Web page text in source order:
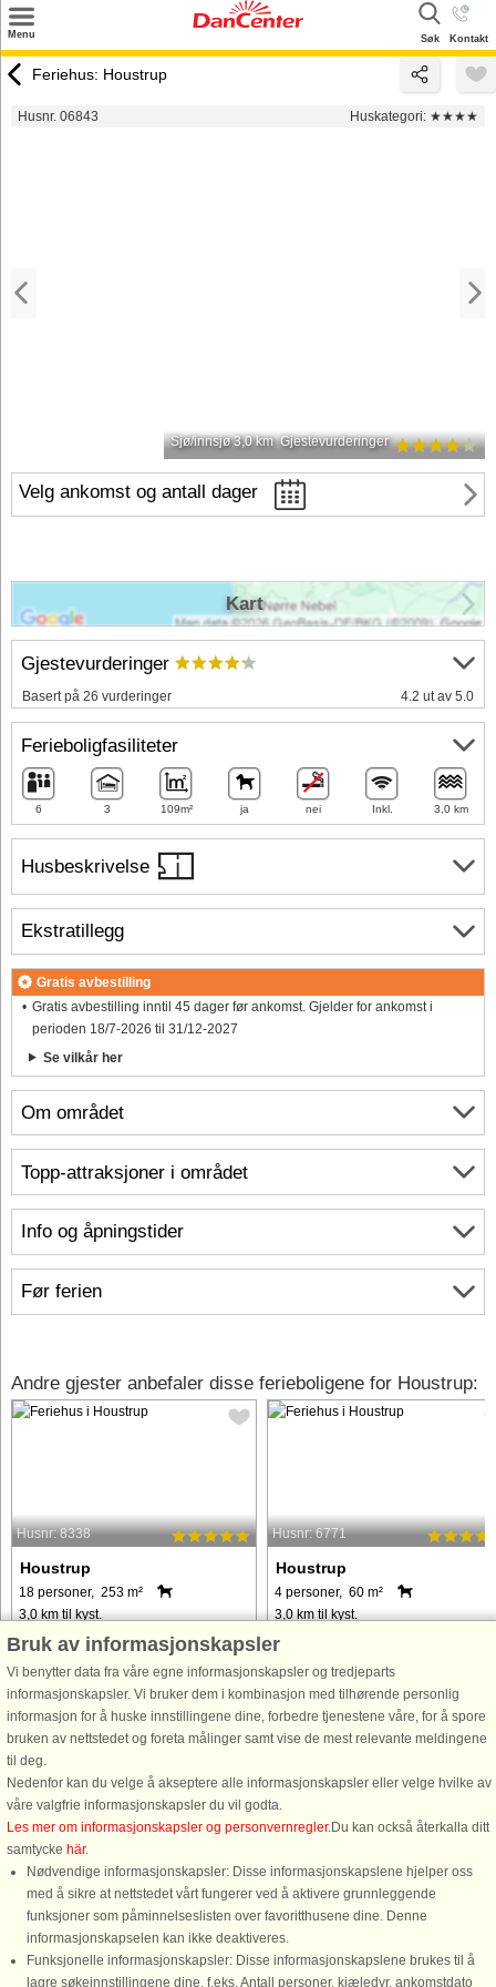
Menu Kontakt
Søk
Tilbud
Feriehus: Houstrup
Husnr. 06843 Huskategori: ★★★★
Sjø/innsjø 3,0 km Gjestevurderinger
Velg ankomst og antall dager
Husbeskrivelse
Om området
Info og åpningstider
Før ferien
Gjestevurderinger
Basert på 26 vurderinger 4.2 ut av 5.0
Ferieboligfasiliteter
6 3 109m² ja nei Inkl. 3,0 km
Ekstratillegg
Gratis avbestilling
Gratis avbestilling inntil 45 dager før ankomst. Gjelder for ankomst i
perioden 18/7-2026 til 31/12-2027
Se vilkår her
Kart
Topp-attraksjoner i området
Andre gjester anbefaler disse ferieboligene for Houstrup:
Husnr: 8338
Houstrup
18 personer, 253 m²
3,0 km til kyst.
INGEN UNGDOMSGRUPPER - Dette
luksussommerhus til 18 personer er
perfekt til den store familie eller flere
familier, som ønsker at holde ferie
under samme tag. Sommerhuset
ligger i det naturskønne område, ...
fra 22.961 NOK
Husnr: 6771
Houstrup
4 personer, 60 m²
3,0 km til kyst.
På en dejlig delvis lukket grund
dette rigtig hyggelige sommerhus,
er skønt indrettet med et hyggeligt
køkken med direkte udgang til
grunden og i åben forbindelse med
fra 5.911 NOK
Bruk av informasjonskapsler
Vi benytter data fra våre egne informasjonskapsler og tredjeparts
informasjonskapsler. Vi bruker dem i kombinasjon med tilhørende personlig
informasjon for å huske innstillingene dine, forbedre tjenestene våre, for å spore
bruken av nettstedet og foreta målinger samt vise de mest relevante meldingene
til deg.
Nedenfor kan du velge å akseptere alle informasjonskapsler eller velge hvilke av
våre valgfrie informasjonskapsler du vil godta.
Les mer om informasjonskapsler og personvernregler.Du kan också återkalla ditt
samtycke här.
Nødvendige informasjonskapsler: Disse informasjonskapslene hjelper oss
med å sikre at nettstedet vårt fungerer ved å aktivere grunnleggende
funksjoner som påminnelseslisten over favoritthusene dine. Denne
informasjonskapselen kan ikke deaktiveres.
Funksjonelle informasjonskapsler: Disse informasjonskapslene brukes til å
lagre søkeinnstillingene dine, f.eks. Antall personer, kjæledyr, ankomstdato